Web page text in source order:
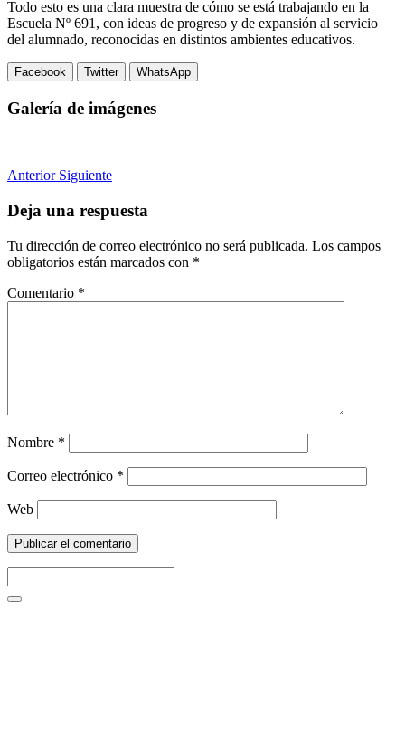
Todo esto es una clara muestra de cómo se está trabajando en la
Escuela Nº 691, con ideas de progreso y de expansión al servicio
del alumnado, reconocidas en distintos ambientes educativos.
Facebook Twitter WhatsApp
Galería de imágenes
Anterior Siguiente
Deja una respuesta
Tu dirección de correo electrónico no será publicada. Los campos
obligatorios están marcados con *
Comentario *
Nombre *
Correo electrónico *
Web